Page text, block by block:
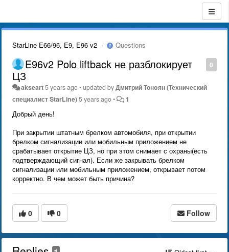
StarLine E66/96, E9, E96 v2 Questions
0
E96v2 Polo liftback не разблокирует
ЦЗ
akseart5 years ago•updated byДмитрий Тонoян (Технический
специалист StarLine)5 years ago• 1
Добрый день!
При закрытии штатным брелком автомобиля, при открытии
брелком сигнализации или мобильным приложением не
срабатывает открытие ЦЗ, но при этом снимает с охраны(есть
подтверждающий сигнал). Если же закрывать брелком
сигнализации или мобильным приложением, открывает потом
корректно. В чем может быть причина?
0 0 Follow